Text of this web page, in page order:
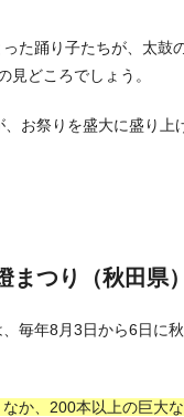
た踊り子たちが、太鼓
見どころでしょう。
お祭りを盛大に盛り上
まつり（秋田県）
、毎年8月3日から6日に
か、200本以上の巨大